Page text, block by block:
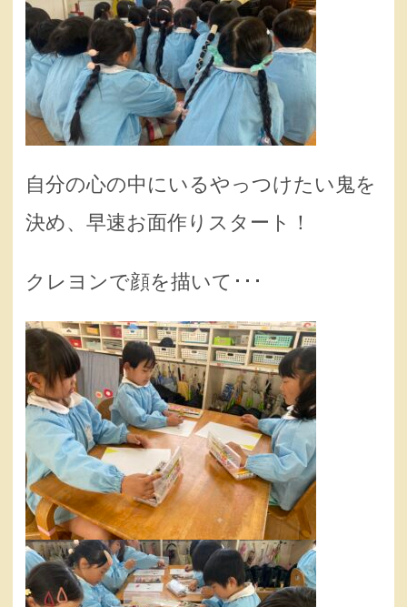
自分の心の中にいるやっつけたい鬼を
決め、早速お面作りスタート！
クレヨンで顔を描いて･･･